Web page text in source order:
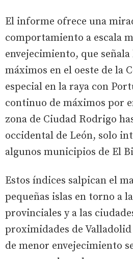
El informe ofrece una
comportamiento a escala
envejecimiento, que
máximos en el oeste de la
especial en la raya con
continuo de máximos por
zona de Ciudad Rodrigo
occidental de León, solo
algunos municipios de El
Estos índices salpican el
pequeñas islas en torno a
provinciales y a las
proximidades de Valladolid
de menor envejecimiento